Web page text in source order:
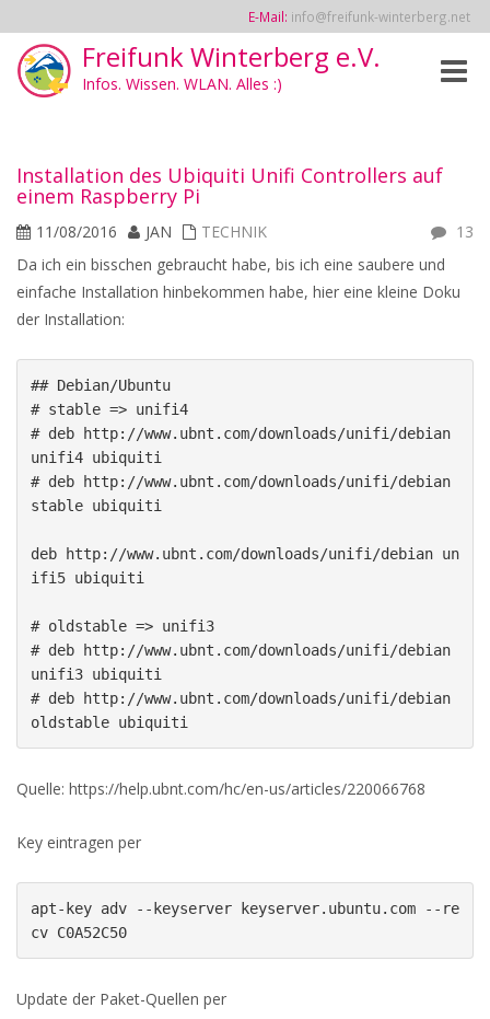
E-Mail: info@freifunk-winterberg.net
Freifunk Winterberg e.V.
Infos. Wissen. WLAN. Alles :)
Toggle
Installation des Ubiquiti Unifi Controllers auf
einem Raspberry Pi
11/08/2016 JAN TECHNIK
13
Da ich ein bisschen gebraucht habe, bis ich eine saubere und
einfache Installation hinbekommen habe, hier eine kleine Doku
der Installation:
## Debian/Ubuntu
# stable => unifi4
# deb http://www.ubnt.com/downloads/unifi/debian
unifi4 ubiquiti
# deb http://www.ubnt.com/downloads/unifi/debian
stable ubiquiti
deb http://www.ubnt.com/downloads/unifi/debian un
ifi5 ubiquiti
# oldstable => unifi3
# deb http://www.ubnt.com/downloads/unifi/debian
unifi3 ubiquiti
# deb http://www.ubnt.com/downloads/unifi/debian
oldstable ubiquiti
Quelle: https://help.ubnt.com/hc/en-us/articles/220066768
Key eintragen per
apt-key adv --keyserver keyserver.ubuntu.com --re
cv C0A52C50
Update der Paket-Quellen per